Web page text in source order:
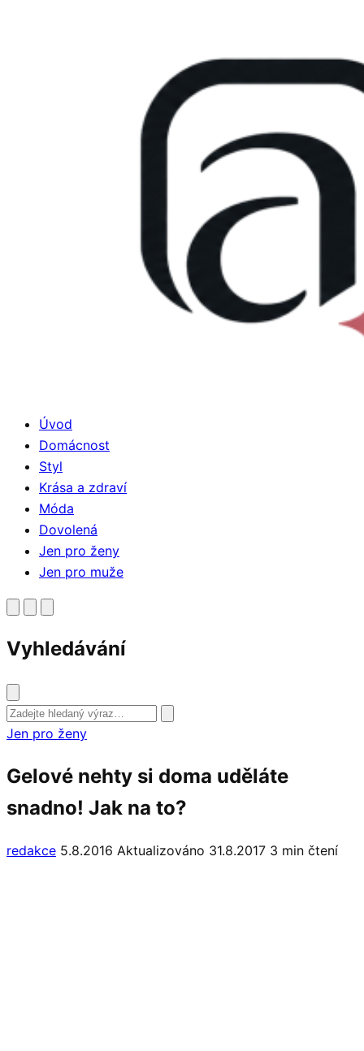
Úvod
Domácnost
Styl
Krása a zdraví
Móda
Dovolená
Jen pro ženy
Jen pro muže
Vyhledávání
Vyhledat
Jen pro ženy
Gelové nehty si doma uděláte
snadno! Jak na to?
redakce 5.8.2016 Aktualizováno 31.8.2017 3 min čtení